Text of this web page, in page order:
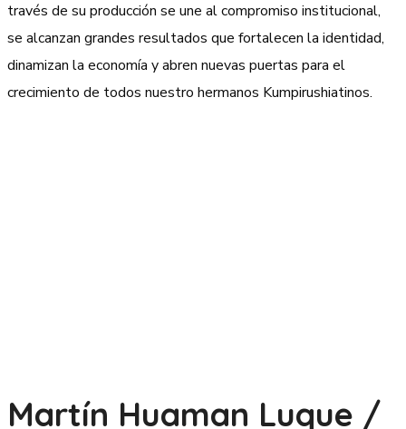
través de su producción se une al compromiso institucional,
se alcanzan grandes resultados que fortalecen la identidad,
dinamizan la economía y abren nuevas puertas para el
crecimiento de todos nuestro hermanos Kumpirushiatinos.
Martín Huaman Luque /